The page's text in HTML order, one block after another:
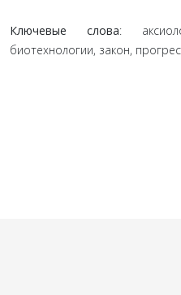
Ключевые слова:
биотехнологии, закон,